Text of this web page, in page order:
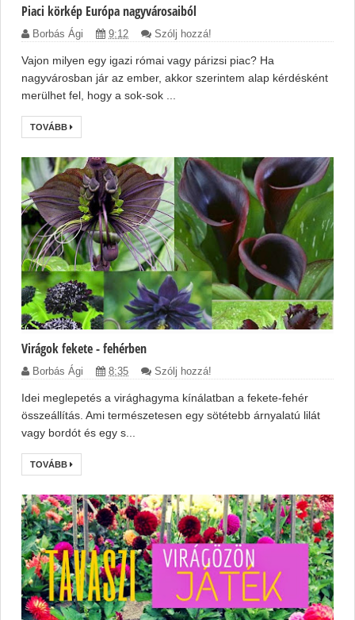
Piaci körkép Európa nagyvárosaiból
Borbás Ági 9:12 Szólj hozzá!
Vajon milyen egy igazi római vagy párizsi piac? Ha
nagyvárosban jár az ember, akkor szerintem alap kérdésként
merülhet fel, hogy a sok-sok ...
TOVÁBB
Virágok fekete - fehérben
Borbás Ági 8:35 Szólj hozzá!
Idei meglepetés a virághagyma kínálatban a fekete-fehér
összeállítás. Ami természetesen egy sötétebb árnyalatú lilát
vagy bordót és egy s...
TOVÁBB